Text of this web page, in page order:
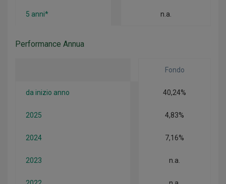
5 anni* n.a.
Performance Annua
Fondo
da inizio anno 40,24%
2025 4,83%
2024 7,16%
2023 n.a.